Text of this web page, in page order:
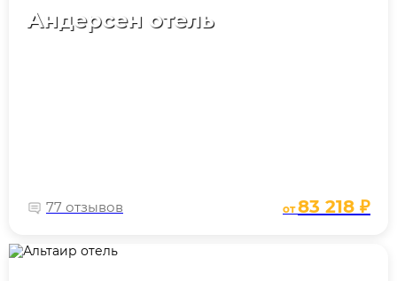
Андерсен отель
77 отзывов от83 218 ₽